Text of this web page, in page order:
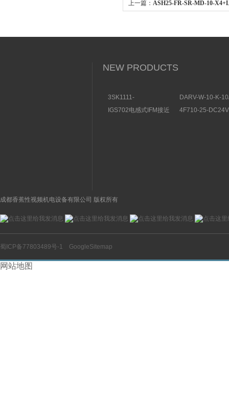
上一篇： ASH25-FR-SR-MD-10-
NEW PRODUCTS
3SK1111-
关特点及功能
DARV-W-10-K-
构分析
IGS702电感式IFM接近
4F710-25-
成都香蕉性视频机电设备有限公司 版权所有
蜀ICP备77803489号-1 GoogleSitemap
网站地图